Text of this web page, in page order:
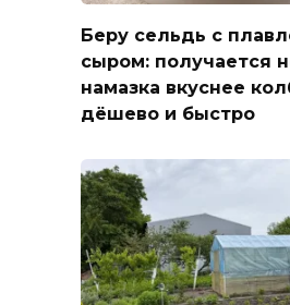
Беру сельдь с
сыром: получается
намазка вкуснее
дёшево и быстро